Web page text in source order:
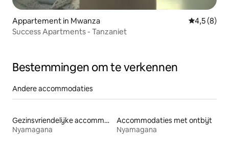
Appartement in Mwanza
4,5 (8)
Success Apartments - Tanzaniet
Bestemmingen om te verkennen
Andere accommodaties
Gezinsvriendelijke accommodaties
Nyamagana
Accommodaties met ontbijt
Nyamagana